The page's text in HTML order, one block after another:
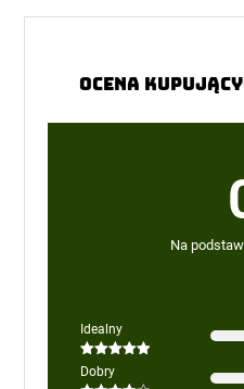
Ocena
Na
Idealny
Oceniono
Dobry